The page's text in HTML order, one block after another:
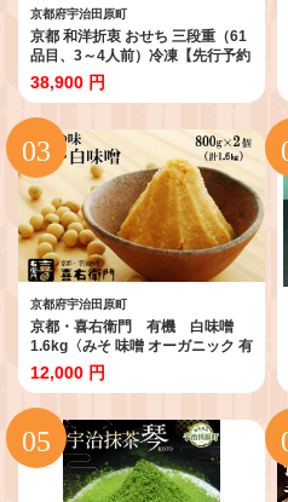
京都府宇治田原町
京都 和洋折衷 おせち 三段重（61
品目、3～4人前）冷凍【先行予約
／毎年・早期受付終了品】12月29
日か30日配送（日時指定不可）
〈本物の抹茶・ほうじ茶チョコ入
り、おせち、おせち料理、冷凍お
せち〉
38,900 円
京都府宇治田原町
京都・喜右衛門 有機 白味噌
1.6kg〈みそ 味噌 オーガニック 有
機 天然醸造 お雑煮 加工食品 発酵
食品 白大豆 天日塩 調味料〉
12,000 円